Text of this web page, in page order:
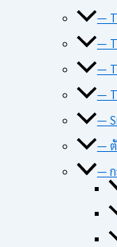
—
—
—
—
—
—
— ก